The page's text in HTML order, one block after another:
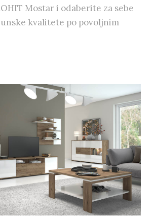
Mostar i odaberite za sebe
kvalitete po povoljnim